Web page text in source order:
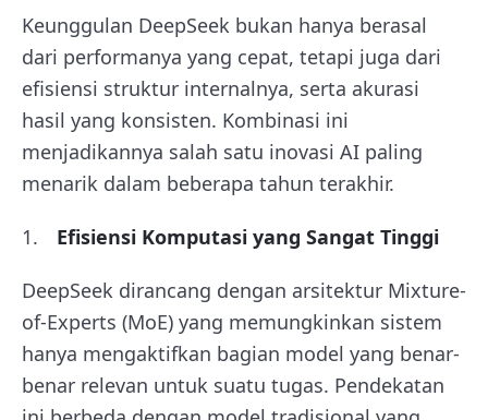
Keunggulan DeepSeek bukan hanya berasal
dari performanya yang cepat, tetapi juga dari
efisiensi struktur internalnya, serta akurasi
hasil yang konsisten. Kombinasi ini
menjadikannya salah satu inovasi AI paling
menarik dalam beberapa tahun terakhir.
Efisiensi Komputasi yang Sangat Tinggi
DeepSeek dirancang dengan arsitektur Mixture-
of-Experts (MoE) yang memungkinkan sistem
hanya mengaktifkan bagian model yang benar-
benar relevan untuk suatu tugas. Pendekatan